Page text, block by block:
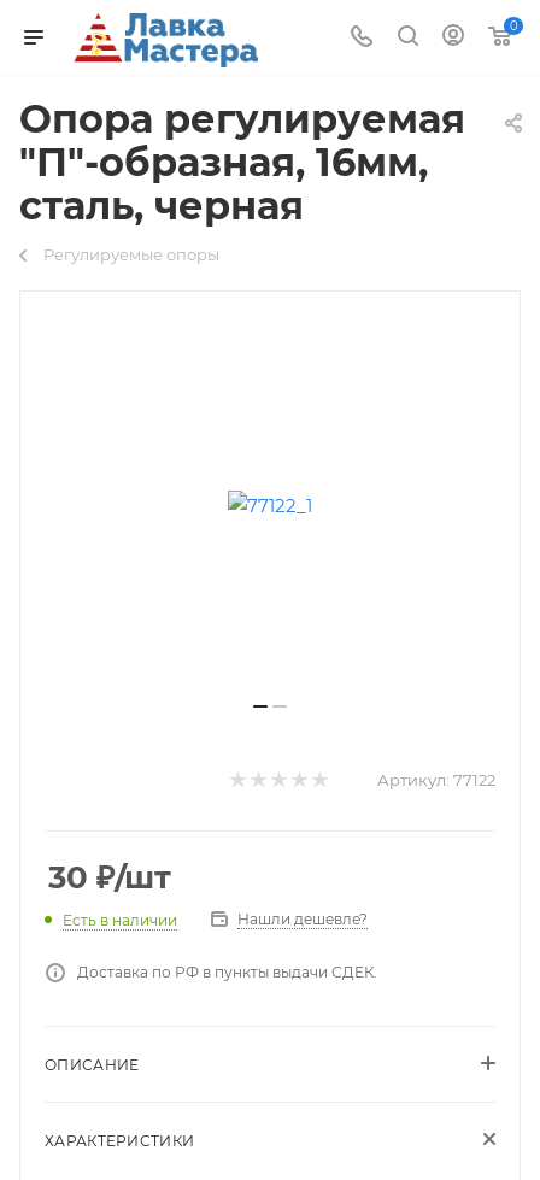
0
Опора регулируемая
"П"-образная, 16мм,
сталь, черная
Регулируемые опоры
Артикул: 77122
30 ₽/шт
Есть в наличии Нашли дешевле?
Доставка по РФ в пункты выдачи СДЕК.
ОПИСАНИЕ
ХАРАКТЕРИСТИКИ